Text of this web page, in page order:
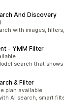
And Discovery
with images,
‑ YMM Filter
search that
& Filter
yhteensä
plan available
AI search, smart